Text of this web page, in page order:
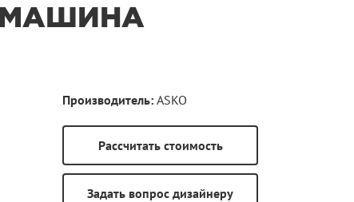
Производитель:ASKO